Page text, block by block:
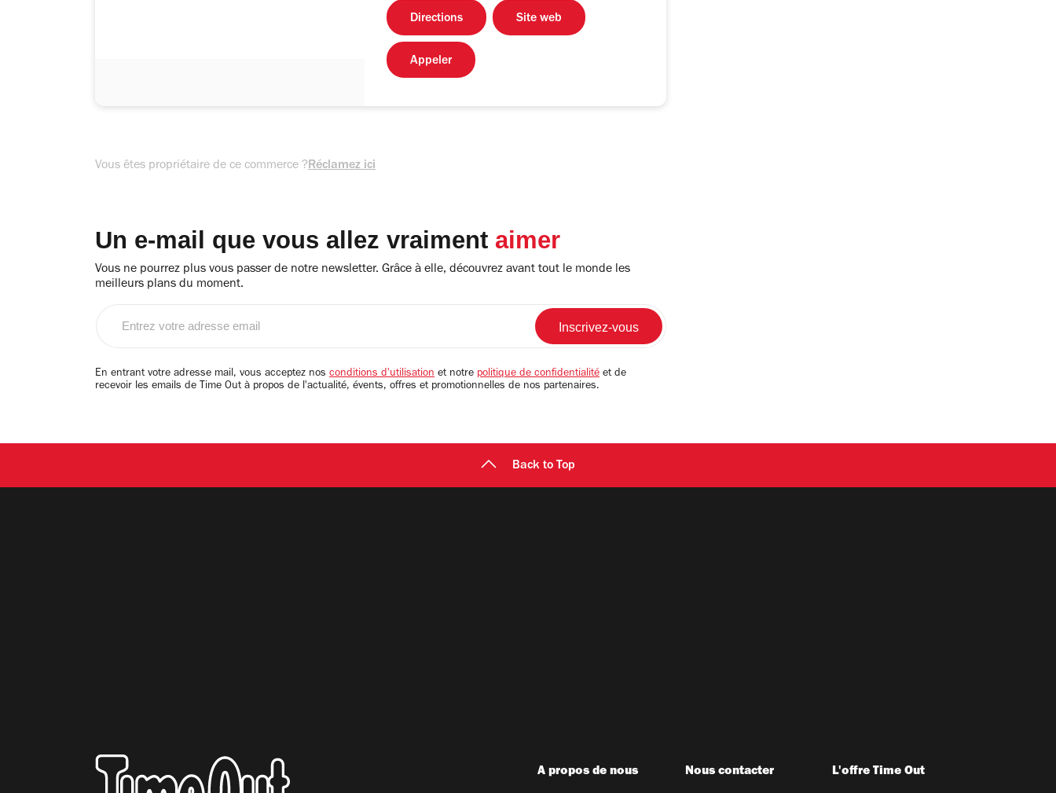
Directions Site web
Appeler
Vous êtes propriétaire de ce commerce ?Réclamez ici
Un e-mail que vous allez vraiment aimer
Vous ne pourrez plus vous passer de notre newsletter. Grâce à elle, découvrez avant tout le monde les
meilleurs plans du moment.
email
En entrant votre adresse mail, vous acceptez nos conditions d'utilisation et notre politique de confidentialité et de
recevoir les emails de Time Out à propos de l'actualité, évents, offres et promotionnelles de nos partenaires.
Back to Top
A propos de nous Nous contacter L'offre Time Out